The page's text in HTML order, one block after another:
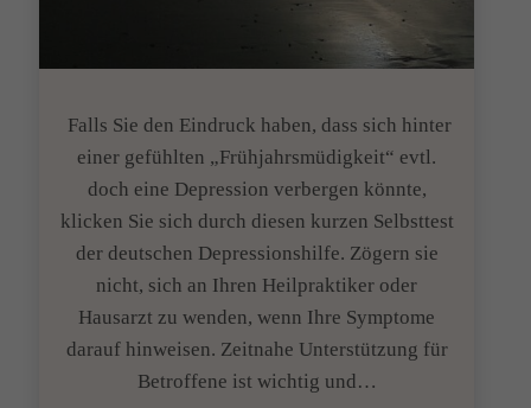
Falls Sie den Eindruck haben, dass sich hinter
einer gefühlten „Frühjahrsmüdigkeit“ evtl.
doch eine Depression verbergen könnte,
klicken Sie sich durch diesen kurzen Selbsttest
der deutschen Depressionshilfe. Zögern sie
nicht, sich an Ihren Heilpraktiker oder
Hausarzt zu wenden, wenn Ihre Symptome
darauf hinweisen. Zeitnahe Unterstützung für
Betroffene ist wichtig und…